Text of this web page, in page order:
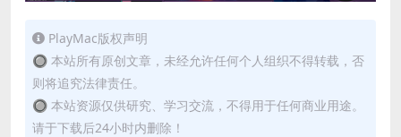
PlayMac版权声明
🔘 本站所有原创文章，未经允许任何个人组织不得转载，否
则将追究法律责任。
🔘 本站资源仅供研究、学习交流，不得用于任何商业用途。
请于下载后24小时内删除！